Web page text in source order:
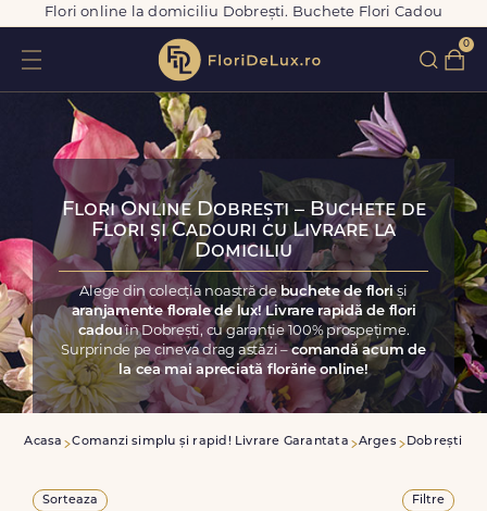
Flori online la domiciliu Dobrești. Buchete Flori Cadou
0
Flori Online Dobrești – Buchete de
Flori și Cadouri cu Livrare la
Domiciliu
Alege din colecția noastră de buchete de floriși
aranjamente florale de lux! Livrare rapidă de flori
cadouîn Dobrești, cu garanție 100% prospețime.
Surprinde pe cineva drag astăzi –comandă acum de
la cea mai apreciată florărie online!
Acasa Comanzi simplu și rapid! Livrare Garantata Arges Dobrești
Sorteaza Filtre